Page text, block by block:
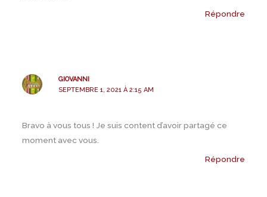
Répondre
GIOVANNI
SEPTEMBRE 1, 2021 À 2:15 AM
Bravo à vous tous ! Je suis content d’avoir partagé ce
moment avec vous.
Répondre